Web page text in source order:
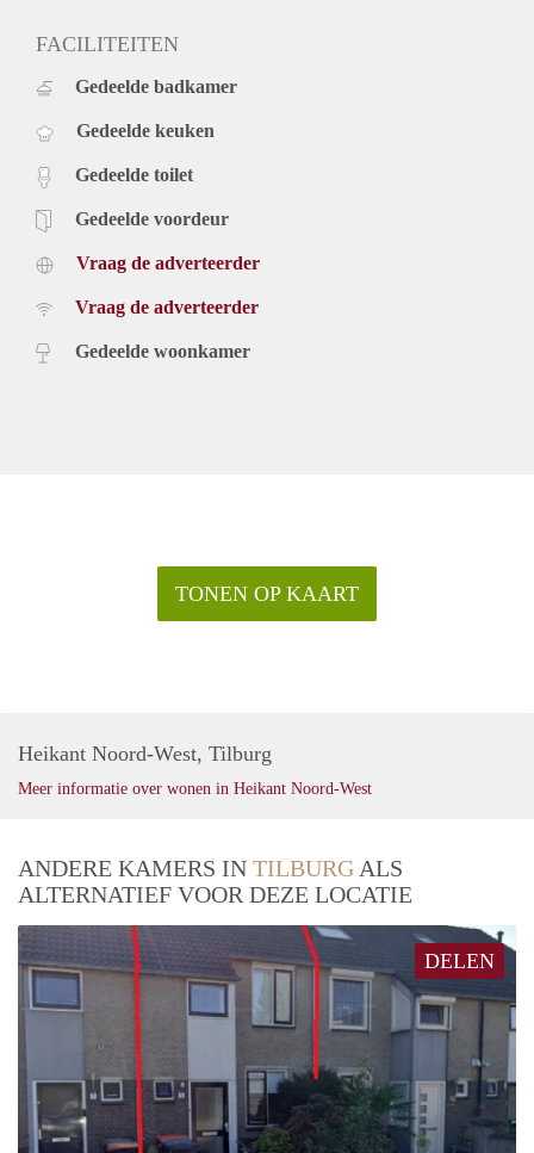
FACILITEITEN
Gedeelde badkamer
Gedeelde keuken
Gedeelde toilet
Gedeelde voordeur
Vraag de adverteerder
Vraag de adverteerder
Gedeelde woonkamer
TONEN OP KAART
Heikant Noord-West, Tilburg
Meer informatie over wonen in Heikant Noord-West
ANDERE KAMERS IN TILBURG ALS
ALTERNATIEF VOOR DEZE LOCATIE
DELEN